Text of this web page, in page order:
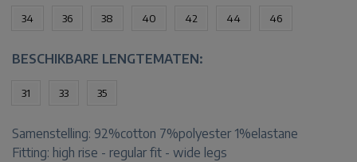
34 36 38 40 42 44 46
BESCHIKBARE LENGTEMATEN:
31 33 35
Samenstelling: 92%cotton 7%polyester 1%elastane
Fitting: high rise - regular fit - wide legs